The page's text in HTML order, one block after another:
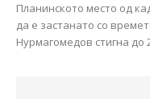
Планинското место од
да е застанато со
Нурмагомедов стигна до